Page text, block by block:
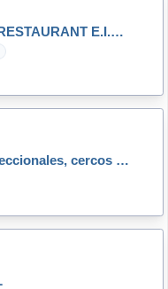
ARCANA CAFE RESTAURANT E.I.R.L.
puertas levadizas, seccionales, cercos eléctricos silver